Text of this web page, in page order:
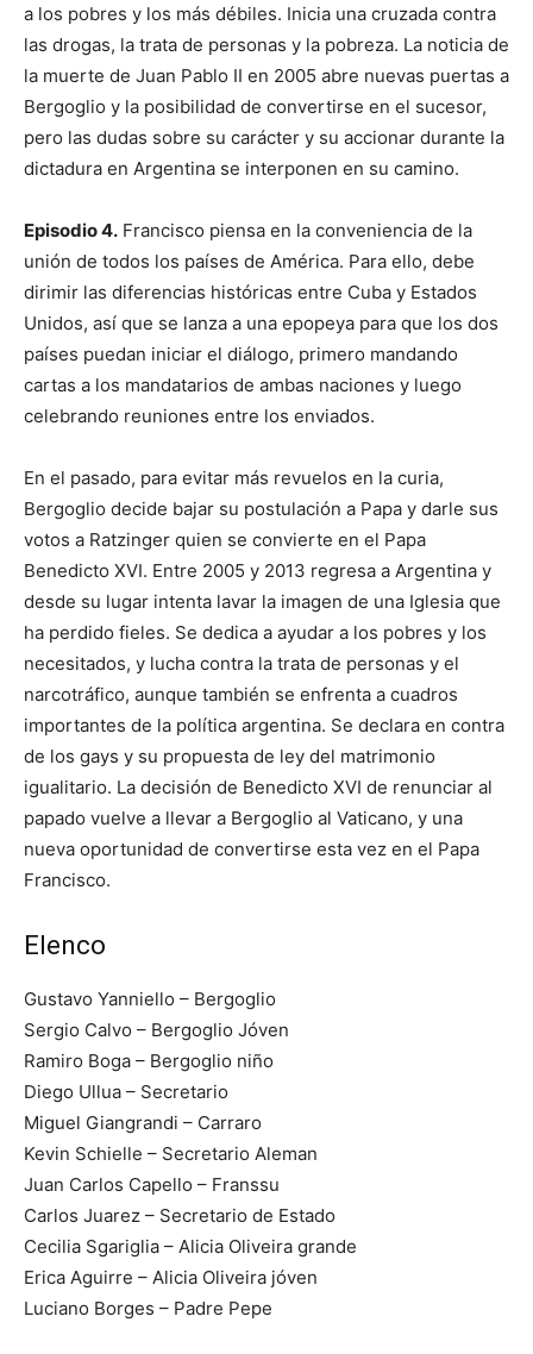
a los pobres y los más débiles. Inicia una cruzada contra
las drogas, la trata de personas y la pobreza. La noticia de
la muerte de Juan Pablo II en 2005 abre nuevas puertas a
Bergoglio y la posibilidad de convertirse en el sucesor,
pero las dudas sobre su carácter y su accionar durante la
dictadura en Argentina se interponen en su camino.
Episodio 4. Francisco piensa en la conveniencia de la
unión de todos los países de América. Para ello, debe
dirimir las diferencias históricas entre Cuba y Estados
Unidos, así que se lanza a una epopeya para que los dos
países puedan iniciar el diálogo, primero mandando
cartas a los mandatarios de ambas naciones y luego
celebrando reuniones entre los enviados.
En el pasado, para evitar más revuelos en la curia,
Bergoglio decide bajar su postulación a Papa y darle sus
votos a Ratzinger quien se convierte en el Papa
Benedicto XVI. Entre 2005 y 2013 regresa a Argentina y
desde su lugar intenta lavar la imagen de una Iglesia que
ha perdido fieles. Se dedica a ayudar a los pobres y los
necesitados, y lucha contra la trata de personas y el
narcotráfico, aunque también se enfrenta a cuadros
importantes de la política argentina. Se declara en contra
de los gays y su propuesta de ley del matrimonio
igualitario. La decisión de Benedicto XVI de renunciar al
papado vuelve a llevar a Bergoglio al Vaticano, y una
nueva oportunidad de convertirse esta vez en el Papa
Francisco.
Elenco
Gustavo Yanniello – Bergoglio
Sergio Calvo – Bergoglio Jóven
Ramiro Boga – Bergoglio niño
Diego Ullua – Secretario
Miguel Giangrandi – Carraro
Kevin Schielle – Secretario Aleman
Juan Carlos Capello – Franssu
Carlos Juarez – Secretario de Estado
Cecilia Sgariglia – Alicia Oliveira grande
Erica Aguirre – Alicia Oliveira jóven
Luciano Borges – Padre Pepe